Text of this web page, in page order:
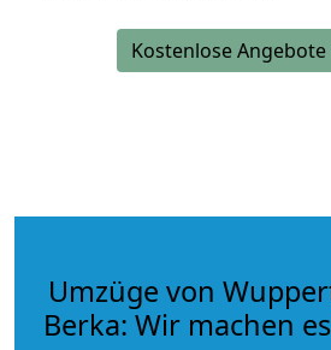
Kostenlose
Umzüge von
Berka: Wir machen